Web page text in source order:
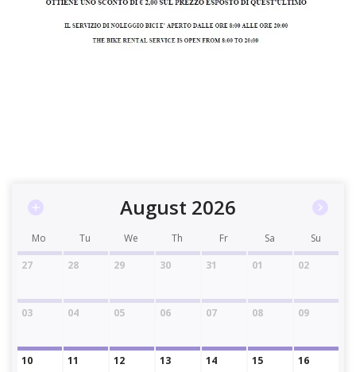
August 2026
Mo Tu We Th Fr Sa
Su
27
28 29 30 31 01 02
03 04 05 06 07 08 09
10 11 12 13 14 15 16